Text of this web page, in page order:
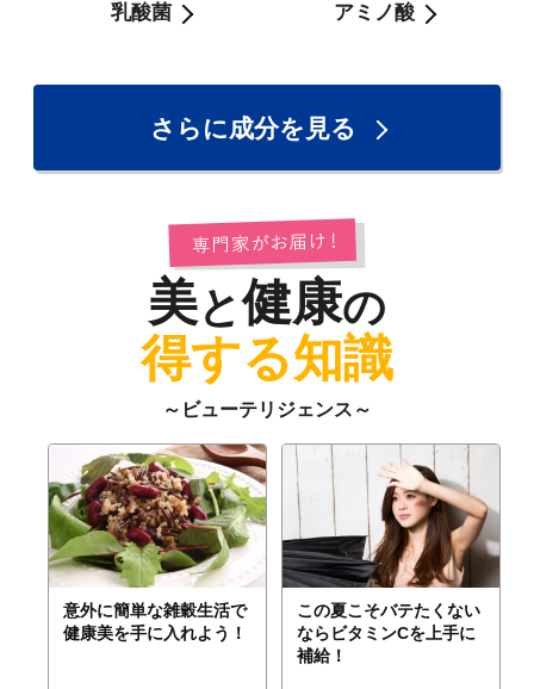
乳酸菌 アミノ酸
さらに成分を見る
美と健康の
得する知識
～ビューテリジェンス～
意外に簡単な雑穀生活で
健康美を手に入れよう！
この夏こそバテたくない
ならビタミンCを上手に
補給！